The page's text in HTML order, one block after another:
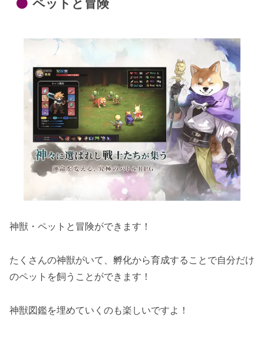
ペットと冒険
神獣・ペットと冒険ができます！
たくさんの神獣がいて、孵化から育成することで自分だけ
のペットを飼うことができます！
神獣図鑑を埋めていくのも楽しいですよ！